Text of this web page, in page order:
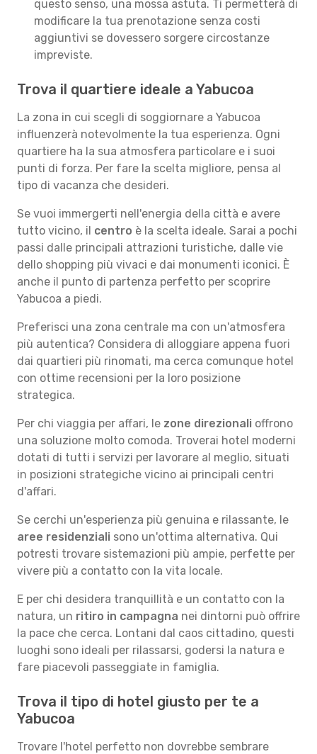
questo senso, una mossa astuta. Ti permetterà di
modificare la tua prenotazione senza costi
aggiuntivi se dovessero sorgere circostanze
impreviste.
Trova il quartiere ideale a Yabucoa
La zona in cui scegli di soggiornare a Yabucoa
influenzerà notevolmente la tua esperienza. Ogni
quartiere ha la sua atmosfera particolare e i suoi
punti di forza. Per fare la scelta migliore, pensa al
tipo di vacanza che desideri.
Se vuoi immergerti nell'energia della città e avere
tutto vicino, il centro è la scelta ideale. Sarai a pochi
passi dalle principali attrazioni turistiche, dalle vie
dello shopping più vivaci e dai monumenti iconici. È
anche il punto di partenza perfetto per scoprire
Yabucoa a piedi.
Preferisci una zona centrale ma con un'atmosfera
più autentica? Considera di alloggiare appena fuori
dai quartieri più rinomati, ma cerca comunque hotel
con ottime recensioni per la loro posizione
strategica.
Per chi viaggia per affari, le zone direzionali offrono
una soluzione molto comoda. Troverai hotel moderni
dotati di tutti i servizi per lavorare al meglio, situati
in posizioni strategiche vicino ai principali centri
d'affari.
Se cerchi un'esperienza più genuina e rilassante, le
aree residenziali sono un'ottima alternativa. Qui
potresti trovare sistemazioni più ampie, perfette per
vivere più a contatto con la vita locale.
E per chi desidera tranquillità e un contatto con la
natura, un ritiro in campagna nei dintorni può offrire
la pace che cerca. Lontani dal caos cittadino, questi
luoghi sono ideali per rilassarsi, godersi la natura e
fare piacevoli passeggiate in famiglia.
Trova il tipo di hotel giusto per te a
Yabucoa
Trovare l'hotel perfetto non dovrebbe sembrare